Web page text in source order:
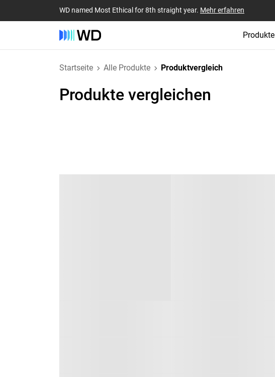
WD named Most Ethical for 8th straight year. Mehr erfahren
Produkte
Startseite Alle Produkte Produktvergleich
Produkte vergleichen